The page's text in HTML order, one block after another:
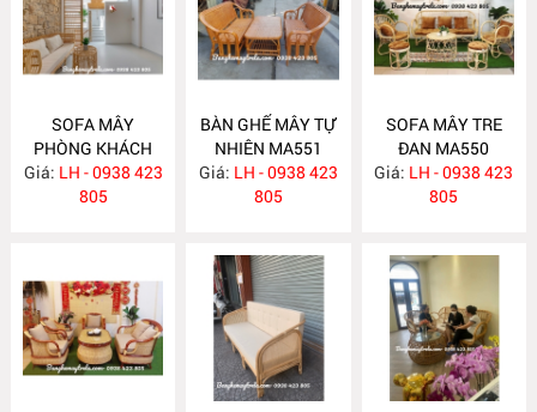
SOFA MÂY
PHÒNG KHÁCH
MA557
Giá: LH - 0938 423
805
BÀN GHẾ MÂY TỰ
NHIÊN MA551
Giá: LH - 0938 423
805
SOFA MÂY TRE
ĐAN MA550
Giá: LH - 0938 423
805